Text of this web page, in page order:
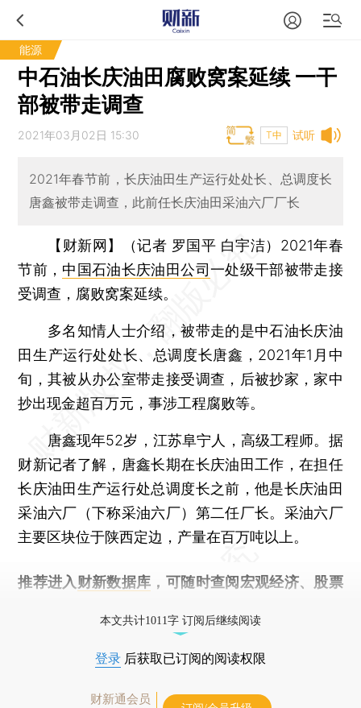
能源
中石油长庆油田腐败窝案延续 一干
部被带走调查
试听
2021年03月02日 15:30 T中
2021年春节前，长庆油田生产运行处处长、总调度长
唐鑫被带走调查，此前任长庆油田采油六厂厂长
【财新网】（记者 罗国平 白宇洁） 2021年春
节前， 中国石油长庆油田公司一处级干部被带走接
受调查，腐败窝案延续。
多名知情人士介绍，被带走的是中石油长庆油
田生产运行处处长、总调度长唐鑫，2021年1月中
旬，其被从办公室带走接受调查，后被抄家，家中
抄出现金超百万元，事涉工程腐败等。
唐鑫现年52岁，江苏阜宁人，高级工程师。据
财新记者了解，唐鑫长期在长庆油田工作，在担任
长庆油田生产运行处总调度长之前，他是长庆油田
采油六厂（下称采油六厂）第二任厂长。采油六厂
主要区块位于陕西定边，产量在百万吨以上。
推荐进入 财新数据库 ，可随时查阅宏观经济、股票
本文共计1011字 订阅后继续阅读
登录 后获取已订阅的阅读权限
财新通会员